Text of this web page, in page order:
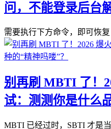
问，不能登录后台
需要执行下方命令，即可恢复
别再刷 MBTI 了！
试：测测你是什么
MBTI 已经过时，SBTI 才是